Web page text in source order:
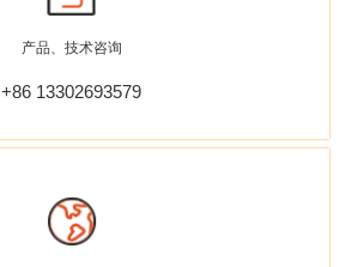
产品、技术咨询
+86 13302693579